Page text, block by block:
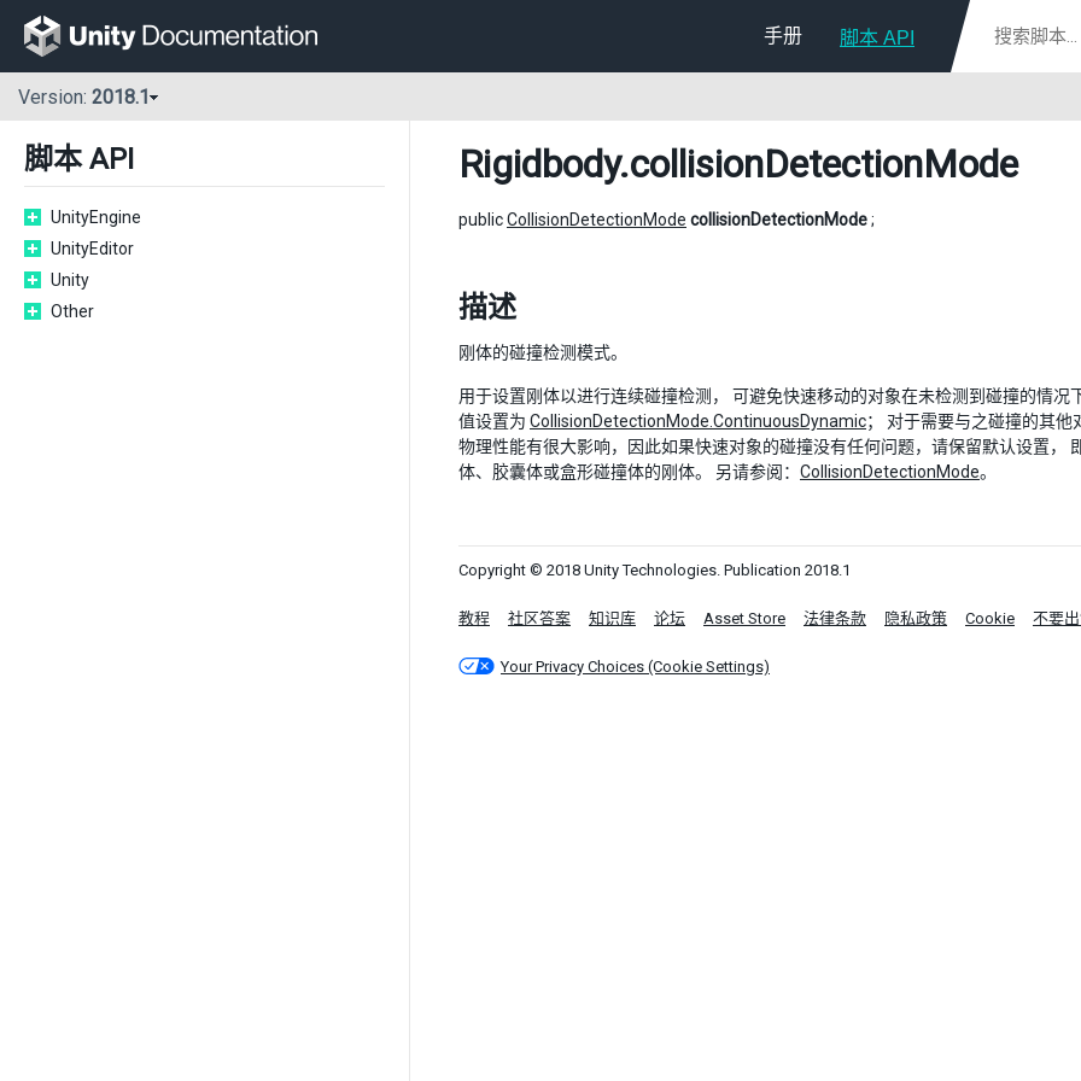
手册 脚本 API
Version: 2018.1
脚本 API
UnityEngine
UnityEditor
Unity
Other
Rigidbody.collisionDetectionMode
publicCollisionDetectionMode collisionDetectionMode;
描述
刚体的碰撞检测模式。
用于设置刚体以进行连续碰撞检测， 可避免快速移动的对象在未检测到碰撞的情
值设置为 CollisionDetectionMode.ContinuousDynamic； 对于需要与之碰撞的其他
物理性能有很大影响，因此如果快速对象的碰撞没有任何问题，请保留默认设置，
体、胶囊体或盒形碰撞体的刚体。 另请参阅： CollisionDetectionMode。
Copyright © 2018 Unity Technologies. Publication 2018.1
教程 社区答案 知识库 论坛 Asset Store 法律条款 隐私政策 Cookie 不要
Your Privacy Choices (Cookie Settings)